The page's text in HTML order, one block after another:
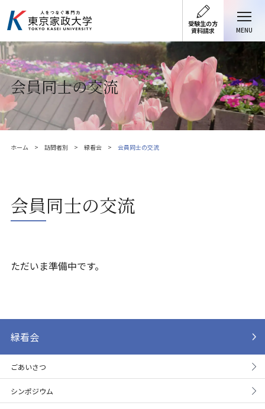
受験生の方
資料請求
MENU
会員同士の交流
ホーム 訪問者別 緑看会 会員同士の交流
会員同士の交流
ただいま準備中です。
緑看会
ごあいさつ
シンポジウム